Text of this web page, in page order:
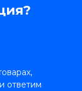
ответим